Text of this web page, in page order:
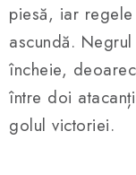
piesă, iar
ascundă.
încheie,
între doi
golul victoriei.